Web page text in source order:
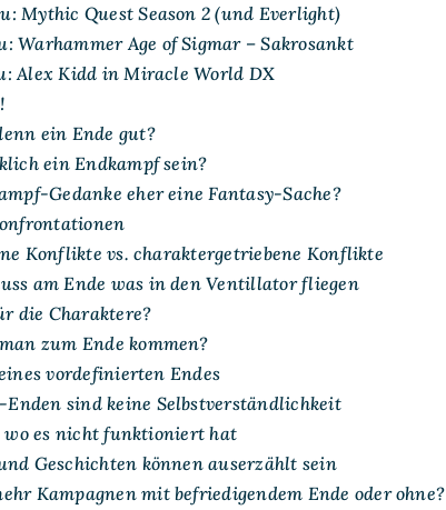
Mythic Quest Season 2 (und Everlight)
Warhammer Age of Sigmar – Sakrosankt
Alex Kidd in Miracle World DX
ein Ende gut?
ein Endkampf sein?
Gedanke eher eine Fantasy-Sache?
Konflikte vs. charaktergetriebene Konflikte
am Ende was in den Ventillator fliegen
die Charaktere?
zum Ende kommen?
vordefinierten Endes
Enden sind keine Selbstverständlichkeit
wo es nicht funktioniert hat
Geschichten können auserzählt sein
Kampagnen mit befriedigendem Ende oder ohne?